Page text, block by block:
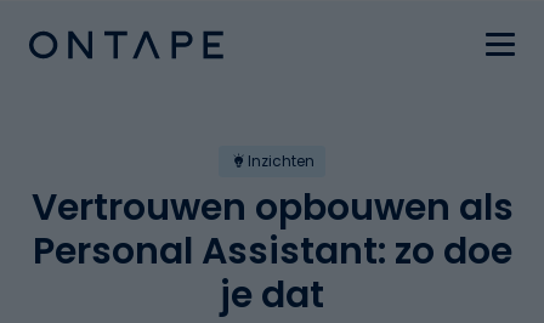
Inzichten
Vertrouwen opbouwen als
Personal Assistant: zo doe
je dat